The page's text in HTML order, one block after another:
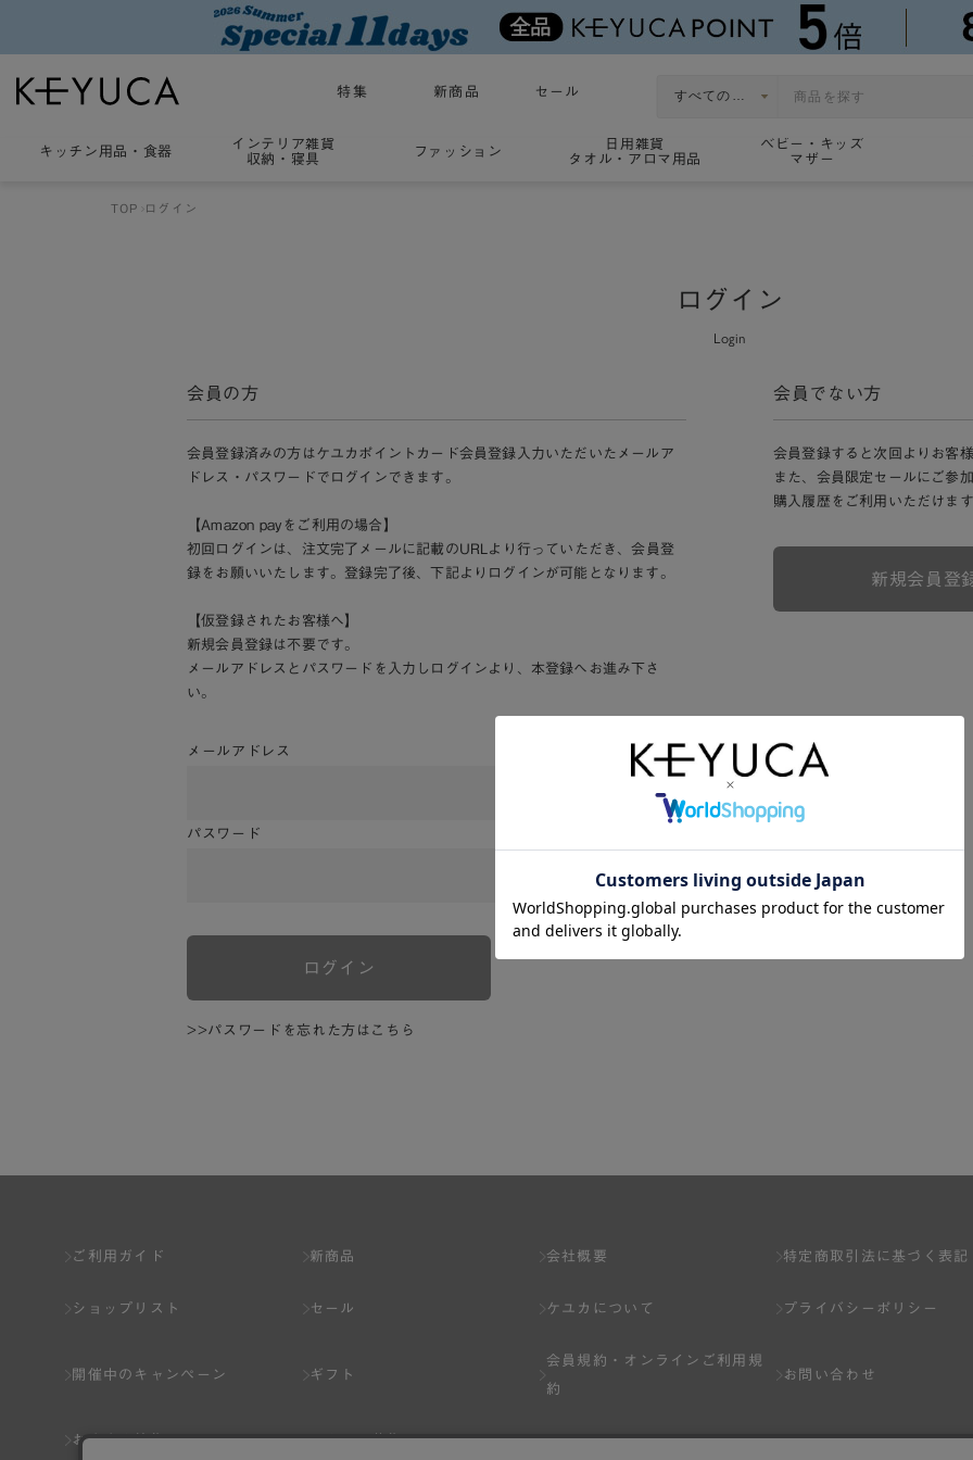
特集 新商品 セール
キッチン用品 ・ 食器
インテリア雑貨
収納・寝具
ファッション
日用雑貨
タオル・アロマ用品
ベビー・キッズ
マザー
TOP ログイン
ログイン
Login
会員の方
会員登録済みの方はケユカポイントカード会員登録入力いただいたメールア
ドレス・パスワードでログインできます。
【Amazon payをご利用の場合】
初回ログインは、注文完了メールに記載のURLより行っていただき、会員登
録をお願いいたします。登録完了後、下記よりログインが可能となります。
【仮登録されたお客様へ】
新規会員登録は不要です。
メールアドレスとパスワードを入力しログインより、本登録へお進み下さ
い。
メールアドレス
パスワード
ログイン
>>パスワードを忘れた方はこちら
会員でない方
会員登録すると次回よりお客
また、会員限定セールにご参
購入履歴をご利用いただけま
新規会員登
ご利用ガイド
ショップリスト
開催中のキャンペーン
おすすめ特集
新商品
セール
ギフト
スタッフ募集
会社概要
ケユカについて
会員規約・
オンラインご利用規
約
Q&A
特定商取引法に基づく表記
プライバシーポリシー
お問い合わせ